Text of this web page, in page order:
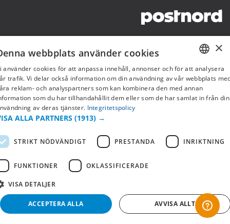
SWEDISH
FI
×
webbplats använder cookies
använder cookies för att anpassa innehåll, annonser och för att analysera
trafik. Vi delar också information om din användning av vår webbplats
reklam- och analyspartners som kan kombinera den med annan
som du har tillhandahållit dem eller som de har samlat in från din
av deras tjänster. Integritetspolicy
ALLA PARTNERS (1913) →
STRIKT NÖDVÄNDIGT PRESTANDA INRIKTNING
FUNKTIONER OKLASSIFICERADE
VISA DETALJER
ACCEPTERA ALLA AVVISA ALLT